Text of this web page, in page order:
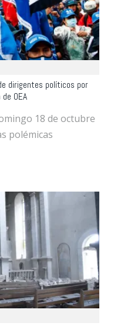
dirigentes políticos por
OEA
18 de octubre
polémicas